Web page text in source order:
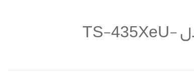
ذخیره ساز تحت شبکه کیونپ مدل TS-435XeU-